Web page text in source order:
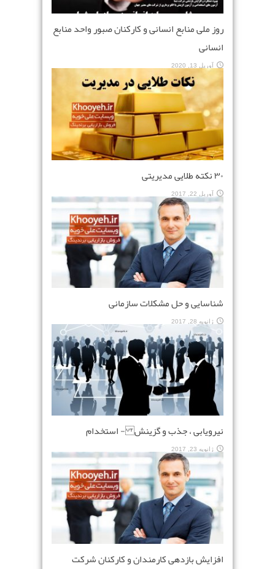
روز ملی منابع انسانی و کارکنان صبور واحد منابع
انسانی
آوریل 13, 2020
۳۰ نکته طلایی مدیریتی
آوریل 22, 2017
شناسایی و حل مشکلات سازمانی
ژانویه 28, 2017
نیرویابی ، جذب و گزینش - استخدام
ژانویه 23, 2017
افزایش بازدهی کارمندان و کارکنان شرکت